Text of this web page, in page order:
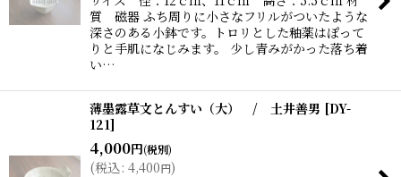
質 磁器 ふち周りに小さなフリルがついたような
深さのある小鉢です。トロリとした釉薬はぽって
りと手肌になじみます。 少し青みがかった落ち着
い…
薄墨露草文とんすい（大） / 土井善男 [DY-
121]
4,000円(税別)
(税込: 4,400円)